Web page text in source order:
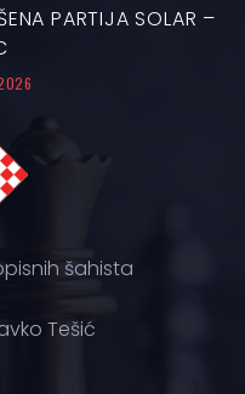
PARTIJA SOLAR –
šahista
Tešić